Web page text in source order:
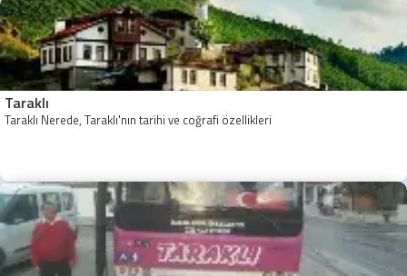
Taraklı
Taraklı Nerede, Taraklı'nın tarihi ve coğrafi özellikleri